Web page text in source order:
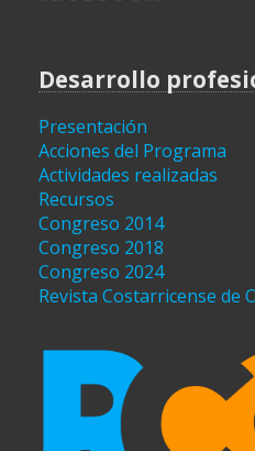
Desarrollo
Presentación
Acciones del Programa
Actividades realizadas
Recursos
Congreso 2014
Congreso 2018
Congreso 2024
Revista Costarricense de